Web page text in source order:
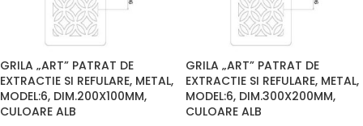
GRILA „ART” PATRAT DE
EXTRACTIE SI REFULARE, METAL,
MODEL:6, DIM.200X100MM,
CULOARE ALB
GRILA „ART” PATRAT DE
EXTRACTIE SI REFULARE, METAL,
MODEL:6, DIM.300X200MM,
CULOARE ALB